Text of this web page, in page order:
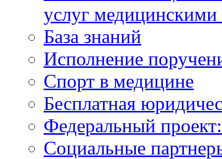
услуг
База знаний
Исполнение
Спорт в медицине
Бесплатная
Федеральный
Социальные